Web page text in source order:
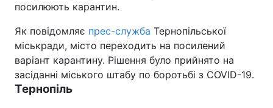
Спорт Наука
Техно і зв'язок Лайт
Зброя
посилюють карантин.
Як повідомляє прес-служба Тернопільської
міськради, місто переходить на посилений
варіант карантину. Рішення було прийнято на
засіданні міського штабу по боротьбі з COVID-19.
Тернопіль